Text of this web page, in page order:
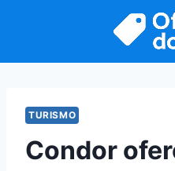
TURISMO
Condor